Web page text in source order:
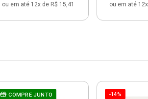
ou em até 12x de R$ 15,41 ou em até
COMPRE JUNTO -14%